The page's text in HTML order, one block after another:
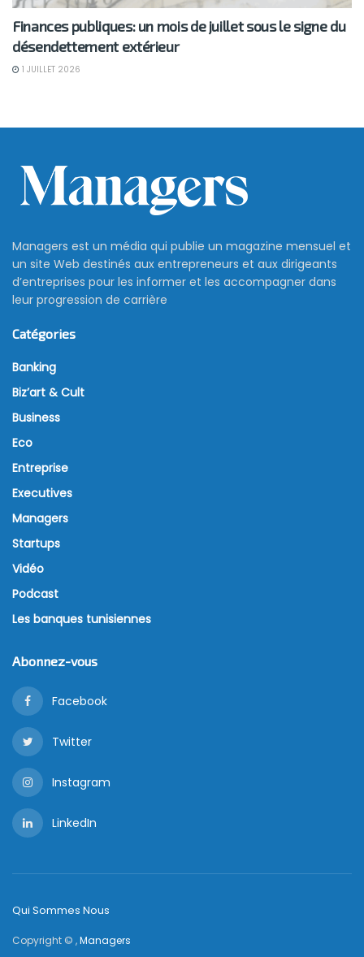
Finances publiques: un mois de juillet sous le signe du
désendettement extérieur
1 JUILLET 2026
Managers est un média qui publie un magazine mensuel et
un site Web destinés aux entrepreneurs et aux dirigeants
d’entreprises pour les informer et les accompagner dans
leur progression de carrière
Catégories
Banking
Biz’art & Cult
Business
Eco
Entreprise
Executives
Managers
Startups
Vidéo
Podcast
Les banques tunisiennes
Abonnez-vous
Facebook
Twitter
Instagram
LinkedIn
Qui Sommes Nous
Copyright © ,Managers